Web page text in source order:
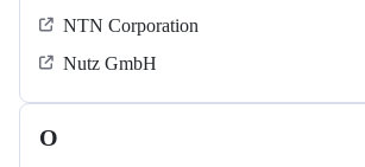
NTN Corporation
Nutz GmbH
O